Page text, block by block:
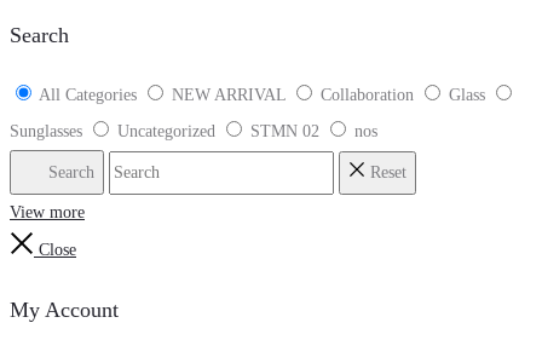
Search
All Categories NEW ARRIVAL Collaboration
Glass
Sunglasses
Uncategorized STMN 02 nos
Search Reset
View more
Close
My Account